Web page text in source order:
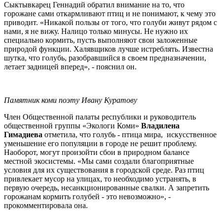
Сыктывкарец Геннадий обратил внимание на то, что
горожане сами откармливают птиц и не понимают, к чему это
приводит. «Никакой пользы от того, что голуби живут рядом с
нами, я не вижу. Налицо только минусы. Не нужно их
специально кормить, пусть выполняют свои заложенные
природой функции. Халявщиков лучше истреблять. Известна
шутка, что голубь, разобравшийся в своем предназначении,
летает задницей вперед», - пояснил он.
Памятник коми поэту Ивану Куратову
Член Общественной палаты республики и руководитель
общественной группы «Экологи Коми» Владилена
Гимадиева отметила, что голубь - птица мира, искусственное
уменьшение его популяции в городе не решит проблему.
Наоборот, могут произойти сбои в природном балансе
местной экосистемы. «Мы сами создали благоприятные
условия для их существования в городской среде. Раз птиц
привлекает мусор на улицах, то необходимо устранять, в
первую очередь, несанкционированные свалки. А запретить
горожанам кормить голубей - это невозможно», -
прокомментировала она.